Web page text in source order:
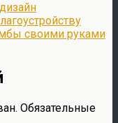
своими руками
Обязательные